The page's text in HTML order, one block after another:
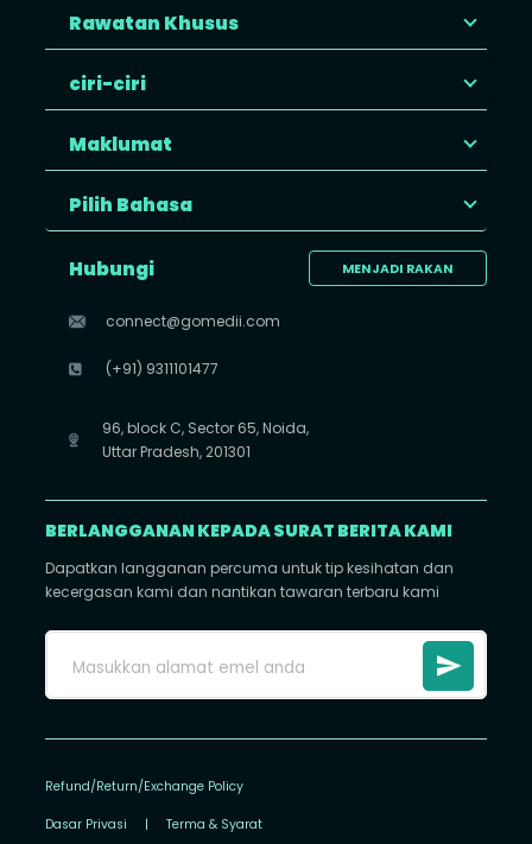
Rawatan Khusus
ciri-ciri
Maklumat
Pilih Bahasa
MENJADI RAKAN
Hubungi
connect@gomedii.com
(+91) 9311101477
96, block C, Sector 65, Noida,
Uttar Pradesh, 201301
BERLANGGANAN KEPADA SURAT BERITA KAMI
Dapatkan langganan percuma untuk tip kesihatan dan
kecergasan kami dan nantikan tawaran terbaru kami
Refund/Return/Exchange Policy
Dasar Privasi | Terma & Syarat